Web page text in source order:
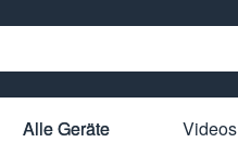
Alle Geräte Videos